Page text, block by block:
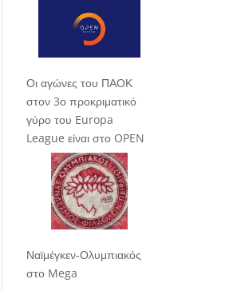
Οι αγώνες του ΠΑΟΚ
στον 3ο προκριματικό
γύρο του Europa
League είναι στο OPEN
Ναϊμέγκεν-Ολυμπιακός
στο Mega